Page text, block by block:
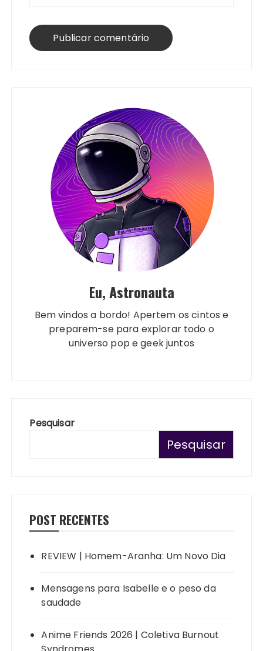
Eu, Astronauta
Bem vindos a bordo! Apertem os cintos e
preparem-se para explorar todo o
universo pop e geek juntos
Pesquisar
Pesquisar
POST RECENTES
REVIEW | Homem-Aranha: Um Novo Dia
Mensagens para Isabelle e o peso da
saudade
Anime Friends 2026 | Coletiva Burnout